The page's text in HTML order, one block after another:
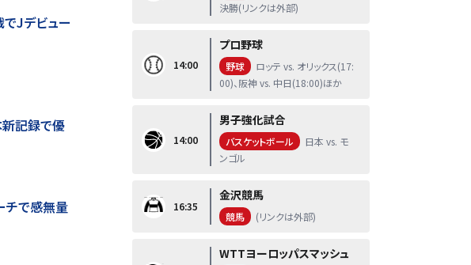
Jデビュー
記録で優
チで感無量
決勝(リンクは外部)
14:00
プロ野球
野球
ロッテ vs. オリックス(17:
00)、阪神 vs. 中日(18:00)ほか
14:00
男子強化試合
バスケットボール
日本 vs. モ
ンゴル
16:35
金沢競馬
競馬 (リンクは外部)
WTTヨーロッパスマッシュ